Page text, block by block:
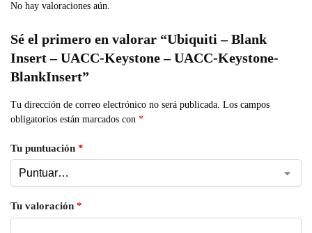
No hay valoraciones aún.
Sé el primero en valorar “Ubiquiti – Blank
Insert – UACC-Keystone – UACC-Keystone-
BlankInsert”
Tu dirección de correo electrónico no será publicada. Los campos
obligatorios están marcados con *
Tu puntuación *
Tu valoración *